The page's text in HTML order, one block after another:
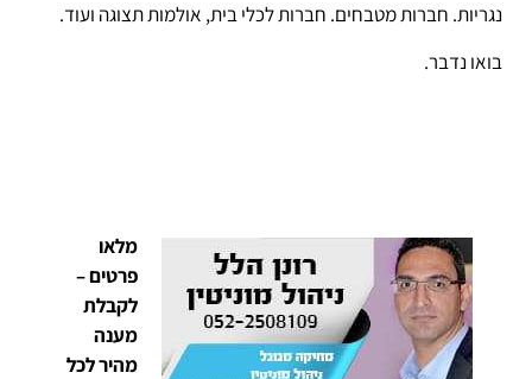
נגריות. חברות מטבחים. חברות לכלי בית, אולמות תצוגה ועוד.
בואו נדבר.
מלאו
פרטים –
לקבלת
מענה
מהיר לכל